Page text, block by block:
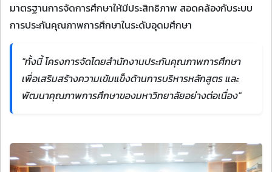
มาตรฐานการจัดการศึกษาให้มีประสิทธิภาพ สอดคล้องกับระบบ
การประกันคุณภาพการศึกษาในระดับอุดมศึกษา
"ทั้งนี้ โครงการจัดโดยสำนักงานประกันคุณภาพการศึกษา
เพื่อเสริมสร้างความเข้มแข็งด้านการบริหารหลักสูตร และ
พัฒนาคุณภาพการศึกษาของมหาวิทยาลัยอย่างต่อเนื่อง"